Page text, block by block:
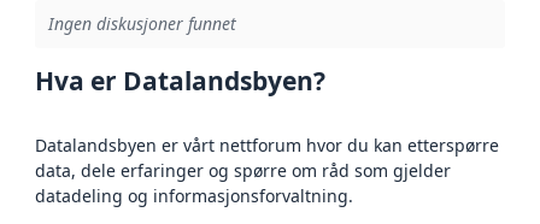
Ingen diskusjoner funnet
Hva er Datalandsbyen?
Datalandsbyen er vårt nettforum hvor du kan etterspørre
data, dele erfaringer og spørre om råd som gjelder
datadeling og informasjonsforvaltning.